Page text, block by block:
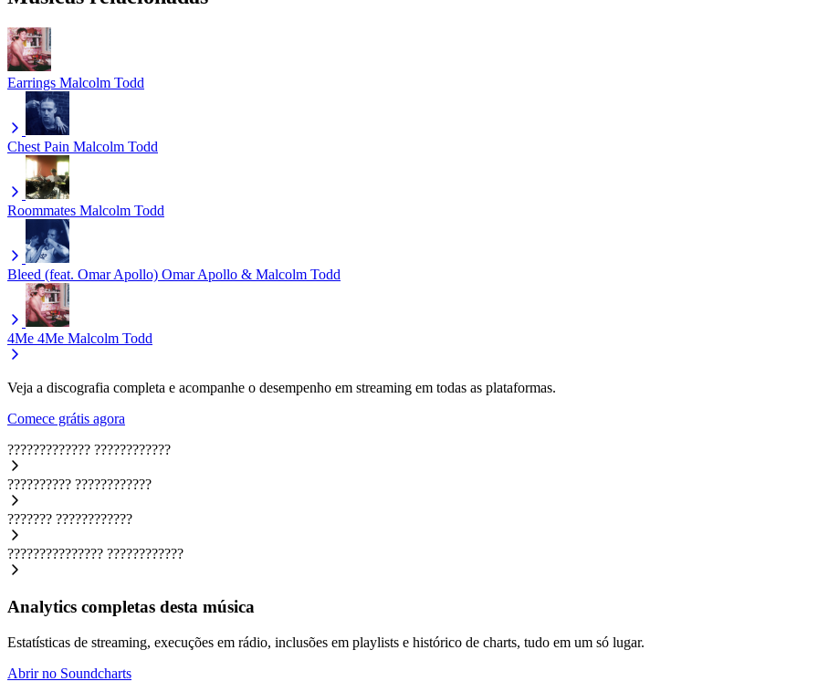
Earrings Malcolm Todd
Chest Pain Malcolm Todd
Roommates Malcolm Todd
Bleed (feat. Omar Apollo) Omar Apollo & Malcolm Todd
4Me 4Me Malcolm Todd
Veja a discografia completa e acompanhe o desempenho em streaming em todas as plataformas.
Comece grátis agora
????????????? ????????????
?????????? ????????????
??????? ????????????
??????????????? ????????????
Analytics completas desta música
Estatísticas de streaming, execuções em rádio, inclusões em playlists e histórico de charts, tudo em um só lugar.
Abrir no Soundcharts